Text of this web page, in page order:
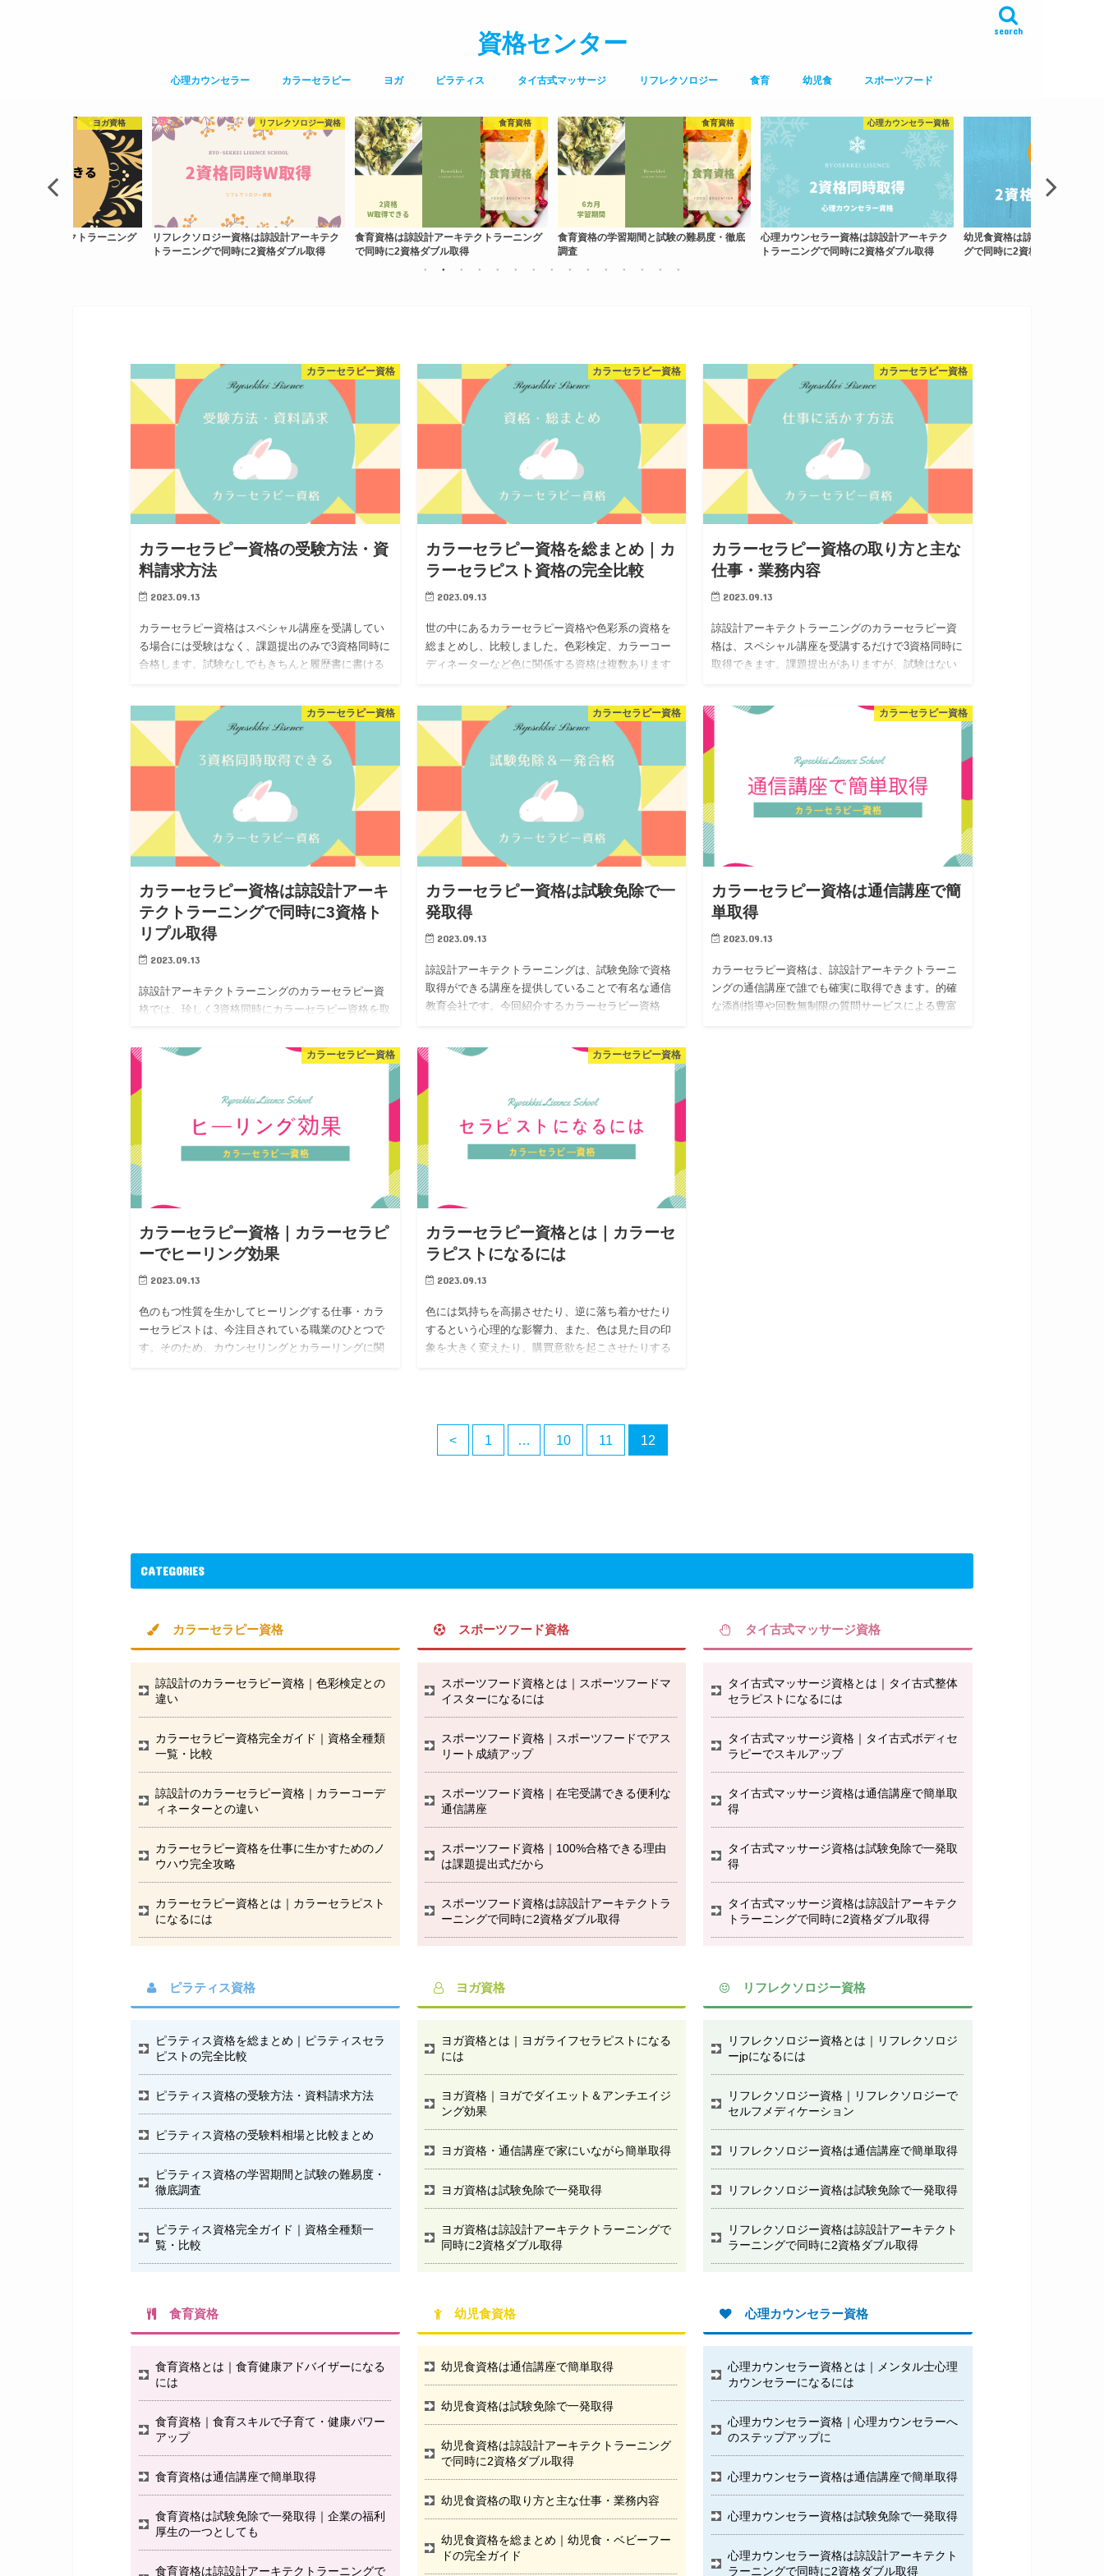
資格センター search
心理カウンセラー カラーセラピー ヨガ ピラティス タイ古式マッサージ リフレクソロジー 食育 幼児食 スポーツフード
ヨガ資格
設計アーキテクトラーニング
リフレクソロジー資格
リフレクソロジー資格は諒設計アーキテク
トラーニングで同時に2資格ダブル取得
食育資格
食育資格は諒設計アーキテクトラーニング
で同時に2資格ダブル取得
食育資格
食育資格の学習期間と試験の難易度・徹底
調査
心理カウンセラー資格
心理カウンセラー資格は諒設計アーキテク
トラーニングで同時に2資格ダブル取得
幼児食資格は諒設計アーキテ
グで同時に2資格ダブル取得
カラーセラピー資格
カラーセラピー資格の受験方法・資
料請求方法
2023.09.13
カラーセラピー資格はスペシャル講座を受講してい
る場合には受験はなく、課題提出のみで3資格同時に
合格します。試験なしでもきちんと履歴書に書ける
カラーセラピー資格
カラーセラピー資格を総まとめ｜カ
ラーセラピスト資格の完全比較
2023.09.13
世の中にあるカラーセラピー資格や色彩系の資格を
総まとめし、比較しました。色彩検定、カラーコー
ディネーターなど色に関係する資格は複数あります
カラーセラピー資格
カラーセラピー資格の取り方と主な
仕事・業務内容
2023.09.13
諒設計アーキテクトラーニングのカラーセラピー資
格は、スペシャル講座を受講するだけで3資格同時に
取得できます。課題提出がありますが、試験はない
カラーセラピー資格
カラーセラピー資格は諒設計アーキ
テクトラーニングで同時に3資格ト
リプル取得
2023.09.13
諒設計アーキテクトラーニングのカラーセラピー資
格では、珍しく3資格同時にカラーセラピー資格を取
もその分たくさん記載できて、自信にもつながりま
す。資格が多ければ信頼を得られるこ…
カラーセラピー資格
カラーセラピー資格は試験免除で一
発取得
2023.09.13
諒設計アーキテクトラーニングは、試験免除で資格
取得ができる講座を提供していることで有名な通信
教育会社です。今回紹介するカラーセラピー資格
カラーセラピー資格
カラーセラピー資格は通信講座で簡
単取得
2023.09.13
カラーセラピー資格は、諒設計アーキテクトラーニ
ングの通信講座で誰でも確実に取得できます。的確
な添削指導や回数無制限の質問サービスによる豊富
カラーセラピー資格
カラーセラピー資格｜カラーセラピ
ーでヒーリング効果
2023.09.13
色のもつ性質を生かしてヒーリングする仕事・カラ
ーセラピストは、今注目されている職業のひとつで
す。そのため、カウンセリングとカラーリングに関
カラーセラピー資格
カラーセラピー資格とは｜カラーセ
ラピストになるには
2023.09.13
色には気持ちを高揚させたり、逆に落ち着かせたり
するという心理的な影響力、また、色は見た目の印
象を大きく変えたり、購買意欲を起こさせたりする
< 1 … 10 11 12
CATEGORIES
カラーセラピー資格
諒設計のカラーセラピー資格｜色彩検定との
違い
カラーセラピー資格完全ガイド｜資格全種類
一覧・比較
諒設計のカラーセラピー資格｜カラーコーデ
ィネーターとの違い
カラーセラピー資格を仕事に生かすためのノ
ウハウ完全攻略
カラーセラピー資格とは｜カラーセラピスト
になるには
スポーツフード資格
スポーツフード資格とは｜スポーツフードマ
イスターになるには
スポーツフード資格｜スポーツフードでアス
リート成績アップ
スポーツフード資格｜在宅受講できる便利な
通信講座
スポーツフード資格｜100%合格できる理由
は課題提出式だから
スポーツフード資格は諒設計アーキテクトラ
ーニングで同時に2資格ダブル取得
タイ古式マッサージ資格
タイ古式マッサージ資格とは｜タイ古式整体
セラピストになるには
タイ古式マッサージ資格｜タイ古式ボディセ
ラピーでスキルアップ
タイ古式マッサージ資格は通信講座で簡単取
得
タイ古式マッサージ資格は試験免除で一発取
得
タイ古式マッサージ資格は諒設計アーキテク
トラーニングで同時に2資格ダブル取得
ピラティス資格
ピラティス資格を総まとめ｜ピラティスセラ
ピストの完全比較
ピラティス資格の受験方法・資料請求方法
ピラティス資格の受験料相場と比較まとめ
ピラティス資格の学習期間と試験の難易度・
徹底調査
ピラティス資格完全ガイド｜資格全種類一
覧・比較
ヨガ資格
ヨガ資格とは｜ヨガライフセラピストになる
には
ヨガ資格｜ヨガでダイエット＆アンチエイジ
ング効果
ヨガ資格・通信講座で家にいながら簡単取得
ヨガ資格は試験免除で一発取得
ヨガ資格は諒設計アーキテクトラーニングで
同時に2資格ダブル取得
リフレクソロジー資格
リフレクソロジー資格とは｜リフレクソロジ
ーjpになるには
リフレクソロジー資格｜リフレクソロジーで
セルフメディケーション
リフレクソロジー資格は通信講座で簡単取得
リフレクソロジー資格は試験免除で一発取得
リフレクソロジー資格は諒設計アーキテクト
ラーニングで同時に2資格ダブル取得
食育資格
食育資格とは｜食育健康アドバイザーになる
には
食育資格｜食育スキルで子育て・健康パワー
アップ
食育資格は通信講座で簡単取得
食育資格は試験免除で一発取得｜企業の福利
厚生の一つとしても
食育資格は諒設計アーキテクトラーニングで
幼児食資格
幼児食資格は通信講座で簡単取得
幼児食資格は試験免除で一発取得
幼児食資格は諒設計アーキテクトラーニング
で同時に2資格ダブル取得
幼児食資格の取り方と主な仕事・業務内容
幼児食資格を総まとめ｜幼児食・ベビーフー
ドの完全ガイド
心理カウンセラー資格
心理カウンセラー資格とは｜メンタル士心理
カウンセラーになるには
心理カウンセラー資格｜心理カウンセラーへ
のステップアップに
心理カウンセラー資格は通信講座で簡単取得
心理カウンセラー資格は試験免除で一発取得
心理カウンセラー資格は諒設計アーキテクト
ラーニングで同時に2資格ダブル取得